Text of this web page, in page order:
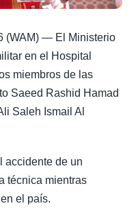
(WAM) — El Ministerio
en el Hospital
miembros de las
Saeed Rashid Hamad
Saleh Ismail Al
accidente de un
técnica mientras
el país.